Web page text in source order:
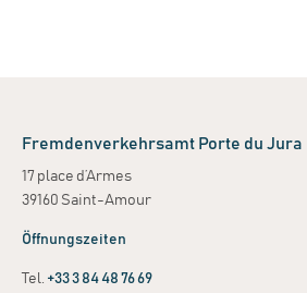
Fremdenverkehrsamt Porte du Jura
17 place d’Armes
39160 Saint-Amour
Öffnungszeiten
Tel. +33 3 84 48 76 69